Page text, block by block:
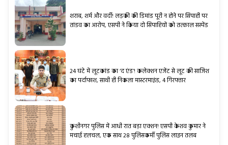
शराब, शर्म और वर्दी! लड़की की डिमांड पूरी न होने पर सिपाही पर
तांडव का आरोप, एसपी ने किया दो सिपाहियों को तत्काल सस्पेंड
24 घंटे में लूटकांड का ‘द एंड’! कलेक्शन एजेंट से लूट की साजिश
का पर्दाफाश, साथी ही निकला मास्टरमाइंड, 4 गिरफ्तार
कुशीनगर पुलिस में आधी रात बड़ा एक्शन! एसपी केशव कुमार ने
मचाई हलचल, एक साथ 28 पुलिसकर्मी पुलिस लाइन तलब